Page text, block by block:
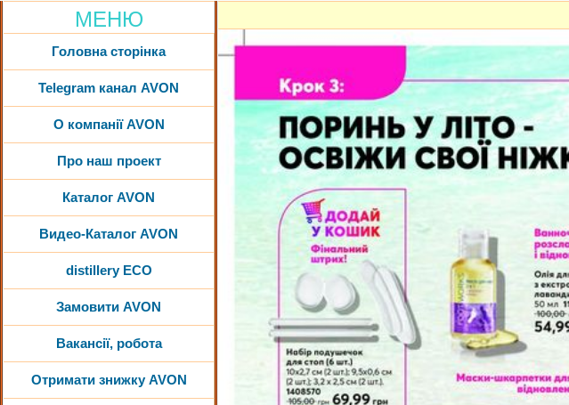
МЕНЮ
Головна сторінка
Telegram канал AVON
О компанії AVON
Про наш проект
Каталог AVON
Видео-Каталог AVON
distillery ECO
Замовити AVON
Вакансії, робота
Отримати знижку AVON